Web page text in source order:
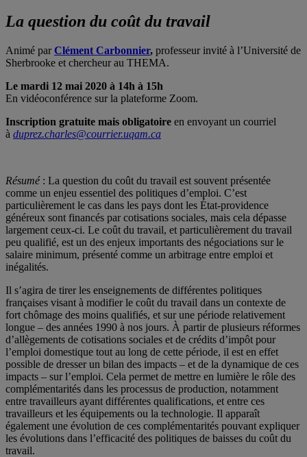
La question du coût du travail
Animé parClément Carbonnier, professeur invité à l’Université de
Sherbrooke et chercheur au THEMA.
Le mardi 12 mai 2020 à 14h à 15h
En vidéoconférence sur la plateforme Zoom.
Inscription gratuite mais obligatoire en envoyant un courriel
à duprez.charles@courrier.uqam.ca
Résumé: La question du coût du travail est souvent présentée
comme un enjeu essentiel des politiques d’emploi. C’est
particulièrement le cas dans les pays dont les État-providence
généreux sont financés par cotisations sociales, mais cela dépasse
largement ceux-ci. Le coût du travail, et particulièrement du travail
peu qualifié, est un des enjeux importants des négociations sur le
salaire minimum, présenté comme un arbitrage entre emploi et
inégalités.
Il s’agira de tirer les enseignements de différentes politiques
françaises visant à modifier le coût du travail dans un contexte de
fort chômage des moins qualifiés, et sur une période relativement
longue – des années 1990 à nos jours. À partir de plusieurs réformes
d’allègements de cotisations sociales et de crédits d’impôt pour
l’emploi domestique tout au long de cette période, il est en effet
possible de dresser un bilan des impacts – et de la dynamique de ces
impacts – sur l’emploi. Cela permet de mettre en lumière le rôle des
complémentarités dans les processus de production, notamment
entre travailleurs ayant différentes qualifications, et entre ces
travailleurs et les équipements ou la technologie. Il apparaît
également une évolution de ces complémentarités pouvant expliquer
les évolutions dans l’efficacité des politiques de baisses du coût du
travail.